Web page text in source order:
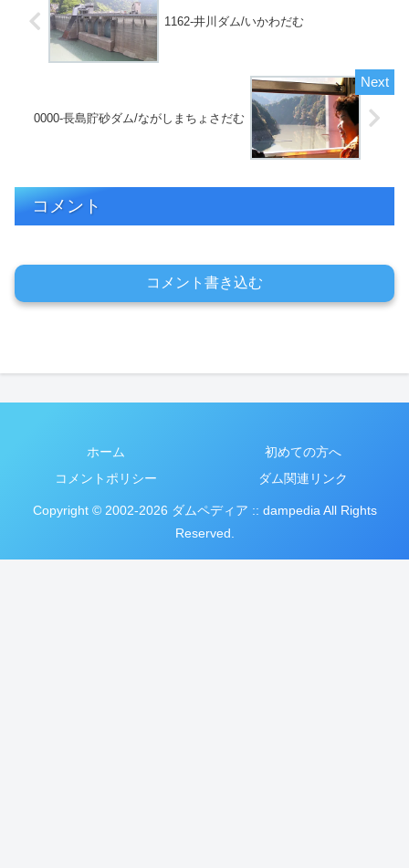
1162-井川ダム/いかわだむ
0000-長島貯砂ダム/ながしまちょさだむ
コメント
コメント書き込む
ホーム
初めての方へ
コメントポリシー
ダム関連リンク
Copyright © 2002-2026 ダムペディア :: dampedia All Rights
Reserved.